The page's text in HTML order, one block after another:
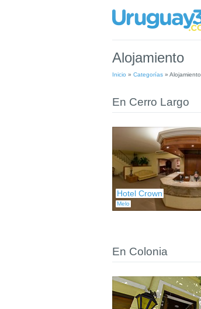
Alojamiento
Inicio » Categorías » Alojamiento
En Cerro Largo
Hotel Crown
Melo
En Colonia